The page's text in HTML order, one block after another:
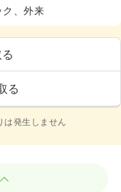
ク、外来
る
は発生しません